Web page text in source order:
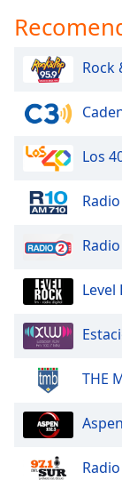
Rock
Los
Level
THE
Aspen